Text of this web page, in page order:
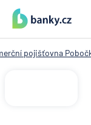
pojišťovna